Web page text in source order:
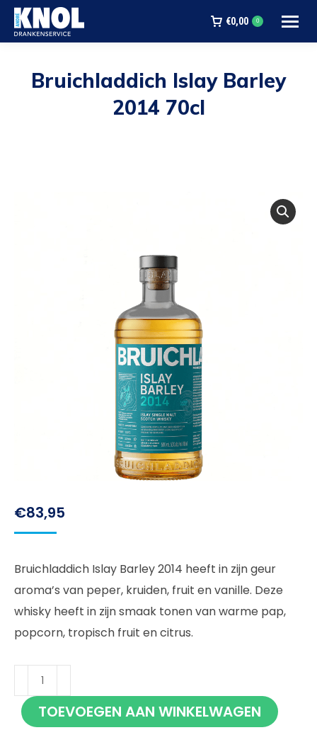
€0,00 0
Bruichladdich Islay Barley
2014 70cl
€83,95
Bruichladdich Islay Barley 2014 heeft in zijn geur
aroma’s van peper, kruiden, fruit en vanille. Deze
whisky heeft in zijn smaak tonen van warme pap,
popcorn, tropisch fruit en citrus.
Bruichladdich
Islay
BarleyTOEVOEGEN AAN WINKELWAGEN